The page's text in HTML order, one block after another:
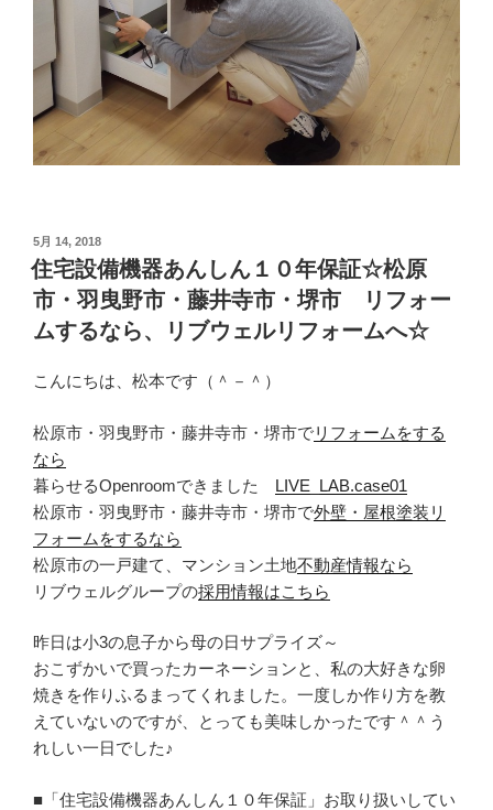
投
稿
日:
5月 14, 2018
住宅設備機器あんしん１０年保証☆松原
市・羽曳野市・藤井寺市・堺市 リフォー
ムするなら、リブウェルリフォームへ☆
こんにちは、松本です（＾－＾）
松原市・羽曳野市・藤井寺市・堺市でリフォームをする
なら
暮らせるOpenroomできました LIVE_LAB.case01
松原市・羽曳野市・藤井寺市・堺市で外壁・屋根塗装リ
フォームをするなら
松原市の一戸建て、マンション土地不動産情報なら
リブウェルグループの採用情報はこちら
昨日は小3の息子から母の日サプライズ～
おこずかいで買ったカーネーションと、私の大好きな卵
焼きを作りふるまってくれました。一度しか作り方を教
えていないのですが、とっても美味しかったです＾＾う
れしい一日でした♪
■「住宅設備機器あんしん１０年保証」お取り扱いしてい